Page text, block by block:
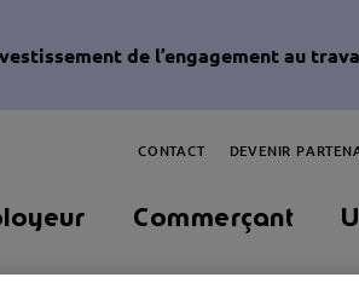
de l’engagement au
CONTACT
DEVENIR
Commerçant